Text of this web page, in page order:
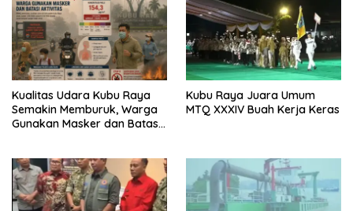
Kualitas Udara Kubu Raya
Semakin Memburuk, Warga
Gunakan Masker dan Batasi
Kubu Raya Juara Umum
MTQ XXXIV Buah Kerja Keras